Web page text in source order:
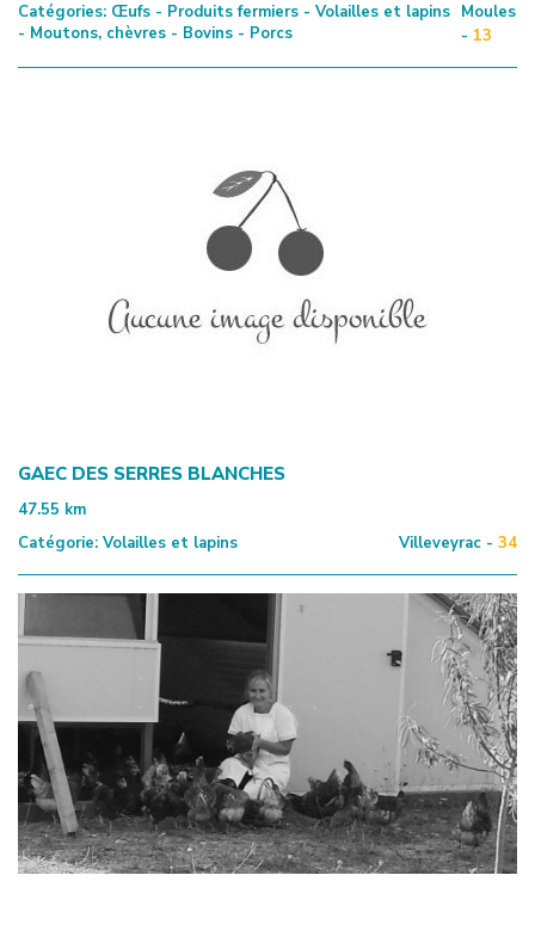
Catégories: Œufs - Produits fermiers - Volailles et lapins
- Moutons, chèvres - Bovins - Porcs
Moules
- 13
GAEC DES SERRES BLANCHES
47.55 km
Catégorie: Volailles et lapins Villeveyrac - 34